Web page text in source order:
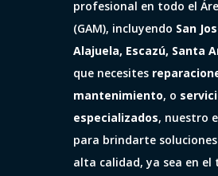
profesional en todo el
(GAM), incluyendo San
Alajuela, Escazú, Santa
que necesites
mantenimiento, o
especializados, nuestro
para brindarte
alta calidad, ya sea en el